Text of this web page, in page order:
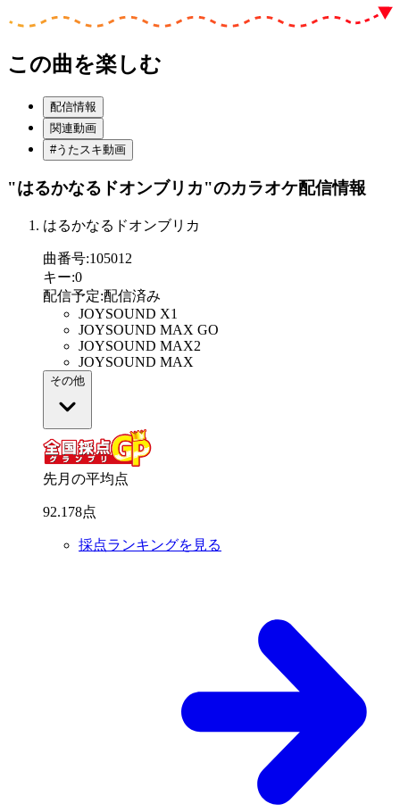
この曲を楽しむ
配信情報
関連動画
#うたスキ動画
"はるかなるドオンブリカ"のカラオケ配信情報
はるかなるドオンブリカ
曲番号:105012
キー:0
配信予定:配信済み
JOYSOUND X1
JOYSOUND MAX GO
JOYSOUND MAX2
JOYSOUND MAX
その他
先月の平均点
92.178点
採点ランキングを見る